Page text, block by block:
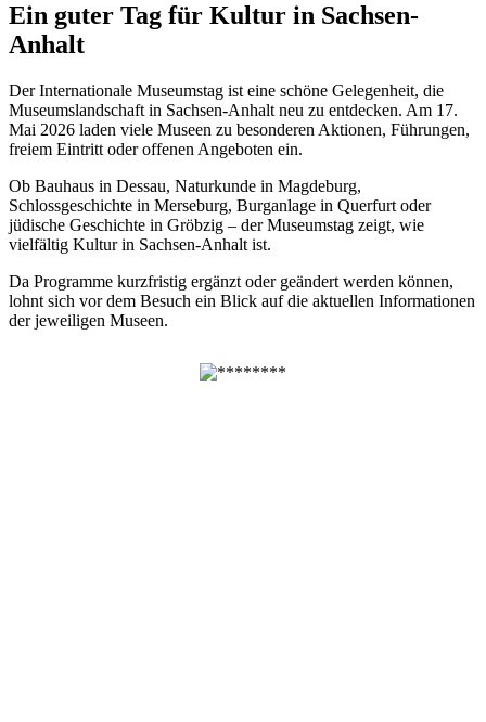
Ein guter Tag für Kultur in Sachsen-
Anhalt
Der Internationale Museumstag ist eine schöne Gelegenheit, die
Museumslandschaft in Sachsen-Anhalt neu zu entdecken. Am 17.
Mai 2026 laden viele Museen zu besonderen Aktionen, Führungen,
freiem Eintritt oder offenen Angeboten ein.
Ob Bauhaus in Dessau, Naturkunde in Magdeburg,
Schlossgeschichte in Merseburg, Burganlage in Querfurt oder
jüdische Geschichte in Gröbzig – der Museumstag zeigt, wie
vielfältig Kultur in Sachsen-Anhalt ist.
Da Programme kurzfristig ergänzt oder geändert werden können,
lohnt sich vor dem Besuch ein Blick auf die aktuellen Informationen
der jeweiligen Museen.